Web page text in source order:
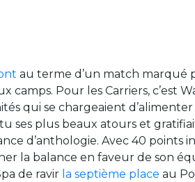
au terme d’un match marqué
camps. Pour les Carriers, c’est
qui se chargeaient
ses plus beaux atours et
d’anthologie. Avec 40 points
la balance en faveur de son
de ravir la septième place au